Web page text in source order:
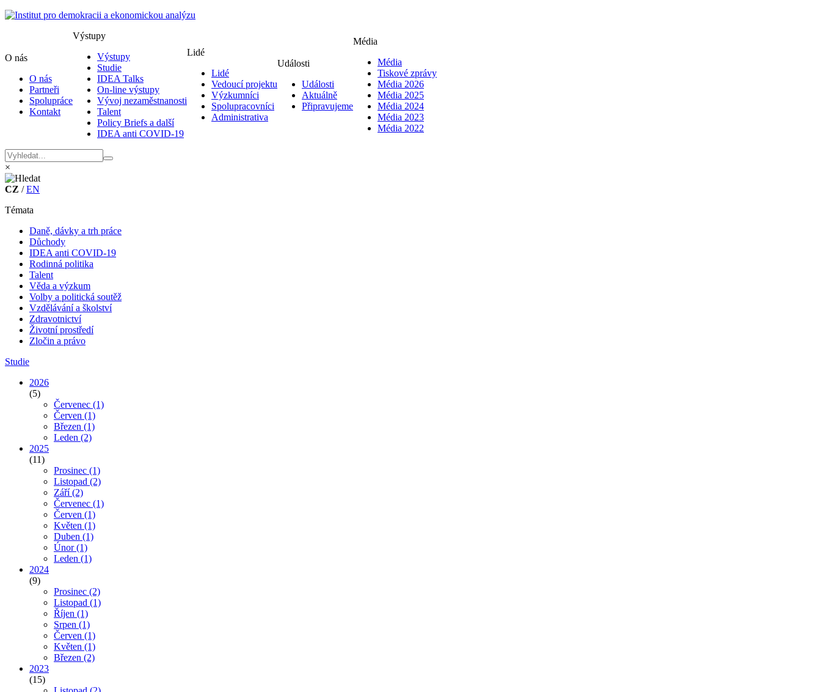
O nás
O nás
Partneři
Spolupráce
Kontakt
Výstupy
Výstupy
Studie
IDEA Talks
On-line výstupy
Vývoj nezaměstnanosti
Talent
Policy Briefs a další
IDEA anti COVID-19
Lidé
Lidé
Vedoucí projektu
Výzkumníci
Spolupracovníci
Administrativa
Události
Události
Aktuálně
Připravujeme
Média
Média
Tiskové zprávy
Média 2026
Média 2025
Média 2024
Média 2023
Média 2022
×
CZ /EN
Témata
Daně, dávky a trh práce
Důchody
IDEA anti COVID-19
Rodinná politika
Talent
Věda a výzkum
Volby a politická soutěž
Vzdělávání a školství
Zdravotnictví
Životní prostředí
Zločin a právo
Studie
2026
(5)
Červenec (1)
Červen (1)
Březen (1)
Leden (2)
2025
(11)
Prosinec (1)
Listopad (2)
Září(2)
Červenec (1)
Červen (1)
Květen (1)
Duben (1)
Únor(1)
Leden (1)
2024
(9)
Prosinec (2)
Listopad (1)
Říjen (1)
Srpen (1)
Červen (1)
Květen (1)
Březen (2)
2023
(15)